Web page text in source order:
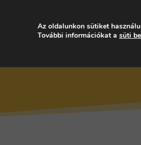
Az oldalunkon sütiket
További információkat a süti